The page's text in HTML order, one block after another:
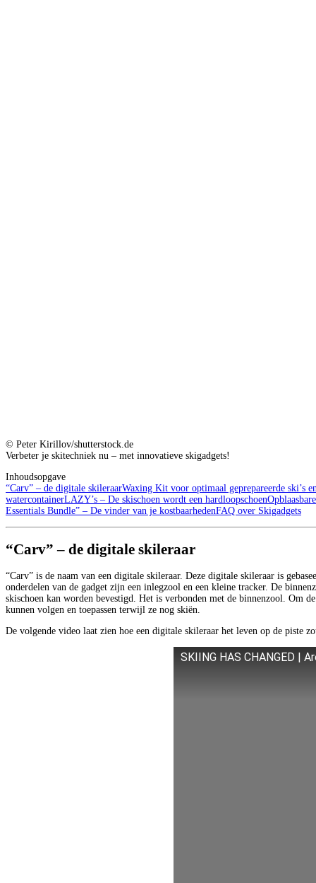
© Peter Kirillov/shutterstock.de
Verbeter je skitechniek nu – met innovatieve skigadgets!
Inhoudsopgave
“Carv” – de digitale skileraarWaxing Kit voor optimaal geprepareerde ski’s
watercontainerLAZY’s – De skischoen wordt een hardloopschoen
Essentials Bundle” – De vinder van je kostbaarhedenFAQ over Skigadgets
“Carv” – de digitale skileraar
“Carv” is de naam van een digitale skileraar. Deze digitale skileraar is
onderdelen van de gadget zijn een inlegzool en een kleine tracker. De
skischoen kan worden bevestigd. Het is verbonden met de binnenzool. Om
kunnen volgen en toepassen terwijl ze nog skiën.
De volgende video laat zien hoe een digitale skileraar het leven op de piste
SKIING HAS CHANGED |